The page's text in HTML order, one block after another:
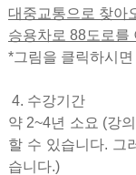
대중교통으로 찾아
승용차로 88도로를
*그림을 클릭하시
4. 수강기간
약 2~4년 소요 (강
할 수 있습니다. 그
습니다.)